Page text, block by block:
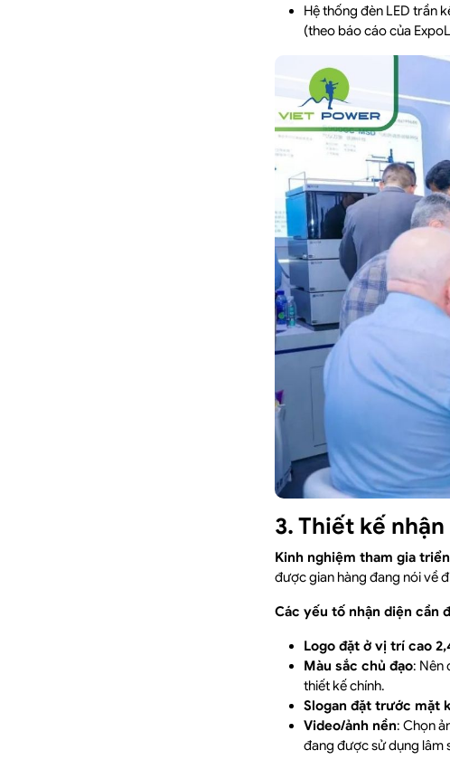
Hệ thống đèn LED trần
(theo báo cáo của
3. Thiết kế
Kinh nghiệm tham gia
được gian hàng đang nói về
Các yếu tố nhận diện cần
Logo đặt ở vị trí cao
Màu sắc chủ đạo: Nên
thiết kế chính.
Slogan đặt trước mặt
Video/ảnh nền: Chọn
đang được sử dụng lâm